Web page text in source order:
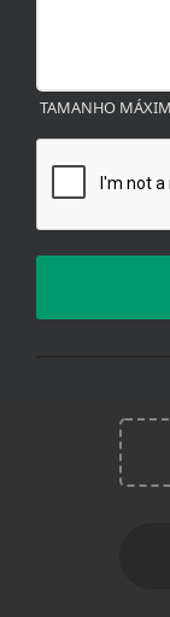
TAMANHO
Termos de
entendemos
de Uso e